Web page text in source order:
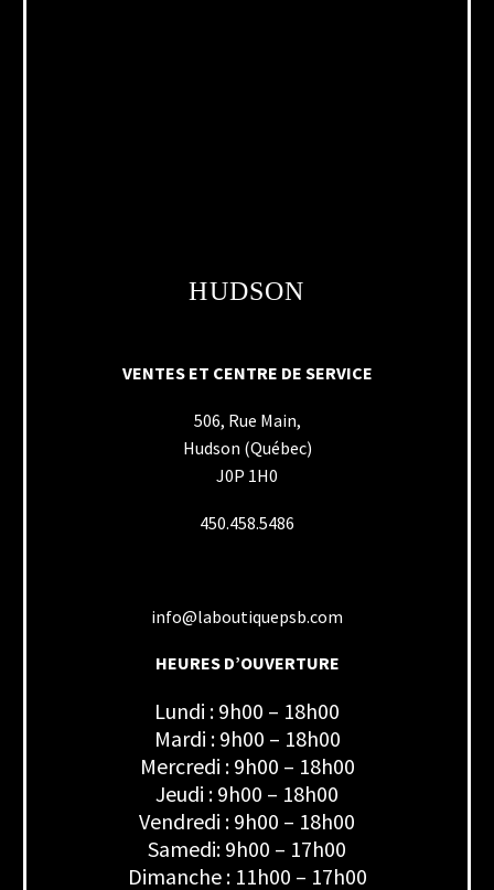
HUDSON
VENTES ET CENTRE DE SERVICE
506, Rue Main,
Hudson (Québec)
J0P 1H0
450.458.5486
info@laboutiquepsb.com
HEURES D’OUVERTURE
Lundi : 9h00 – 18h00
Mardi : 9h00 – 18h00
Mercredi : 9h00 – 18h00
Jeudi : 9h00 – 18h00
Vendredi : 9h00 – 18h00
Samedi: 9h00 – 17h00
Dimanche : 11h00 – 17h00